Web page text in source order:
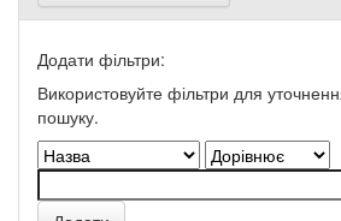
Додати фільтри:
Використовуйте фільтри для
пошуку.